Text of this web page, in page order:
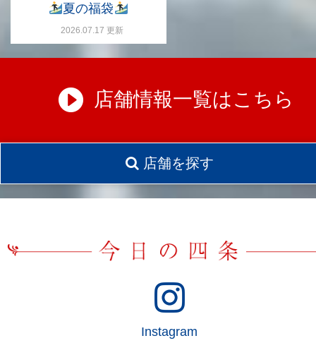
夏の福袋
2026.07.17 更新
店舗情報一覧はこちら
店舗を探す
Instagram